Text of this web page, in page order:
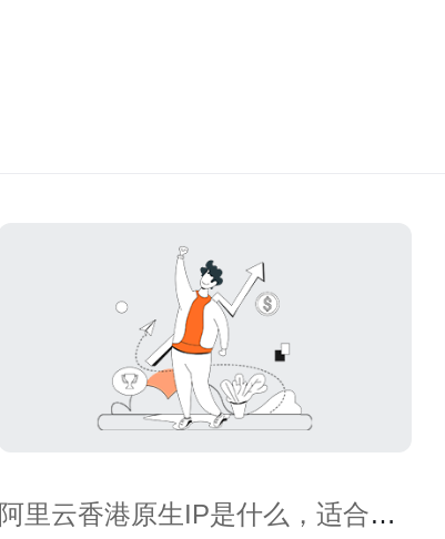
阿里云香港原生IP是什么，适合什